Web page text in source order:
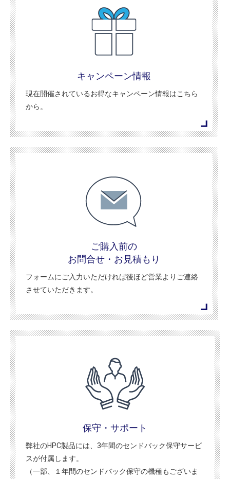
キャンペーン情報
現在開催されているお得なキャンペーン情報はこちら
から。
ご購入前の
お問合せ・お見積もり
フォームにご入力いただければ後ほど営業よりご連絡
させていただきます。
保守・サポート
弊社のHPC製品には、3年間のセンドバック保守サービ
スが付属します。
（一部、１年間のセンドバック保守の機種もございま